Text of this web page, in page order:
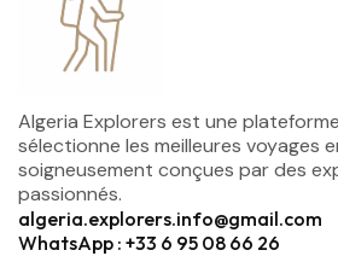
Algeria Explorers est une
sélectionne les meilleures voyages
soigneusement conçues par des
passionnés.
algeria.explorers.info@gmail.com
WhatsApp : +33 6 95 08 66 26